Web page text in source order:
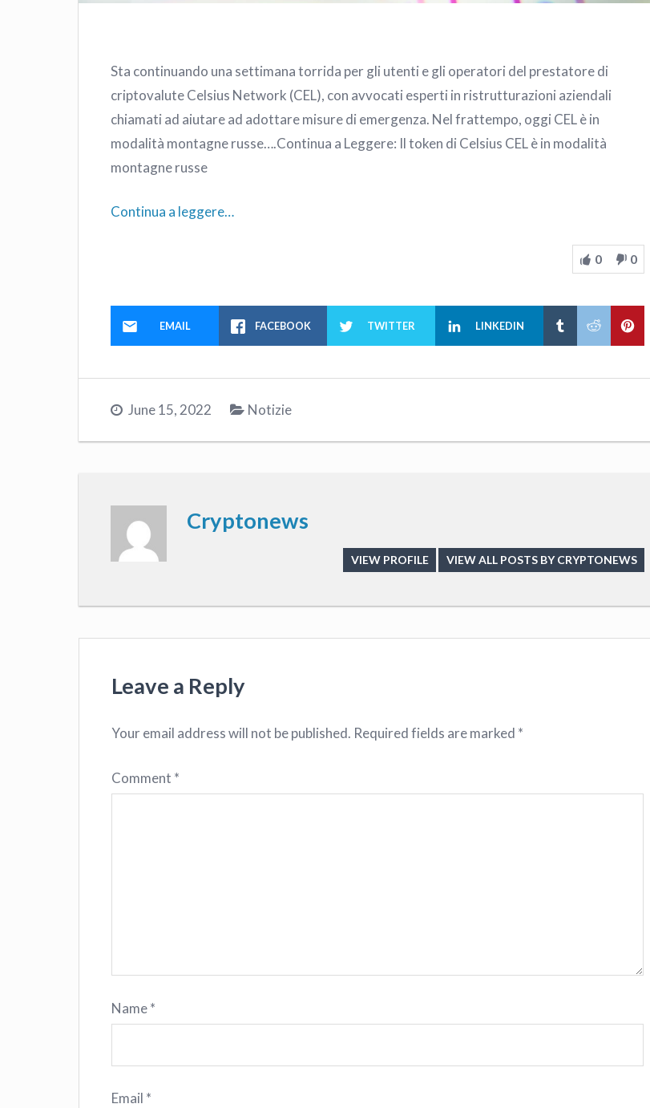
Sta continuando una settimana torrida per gli utenti e gli operatori del prestatore di
criptovalute Celsius Network (CEL), con avvocati esperti in ristrutturazioni aziendali
chiamati ad aiutare ad adottare misure di emergenza. Nel frattempo, oggi CEL è in
modalità montagne russe….Continua a Leggere: Il token di Celsius CEL è in modalità
montagne russe
Continua a leggere…
0 0
EMAIL FACEBOOK TWITTER LINKEDIN
June 15, 2022 Notizie
Cryptonews
VIEW PROFILE VIEW ALL POSTS BY CRYPTONEWS
Leave a Reply
Your email address will not be published. Required fields are marked *
Comment *
Name*
Email *